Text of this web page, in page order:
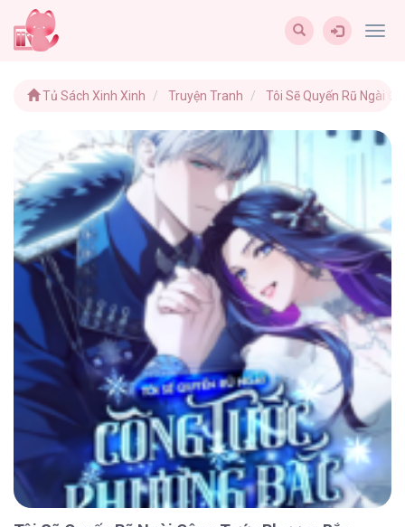
Tủ Sách Xinh Xinh Truyện Tranh Tôi Sẽ Quyến Rũ Ngài